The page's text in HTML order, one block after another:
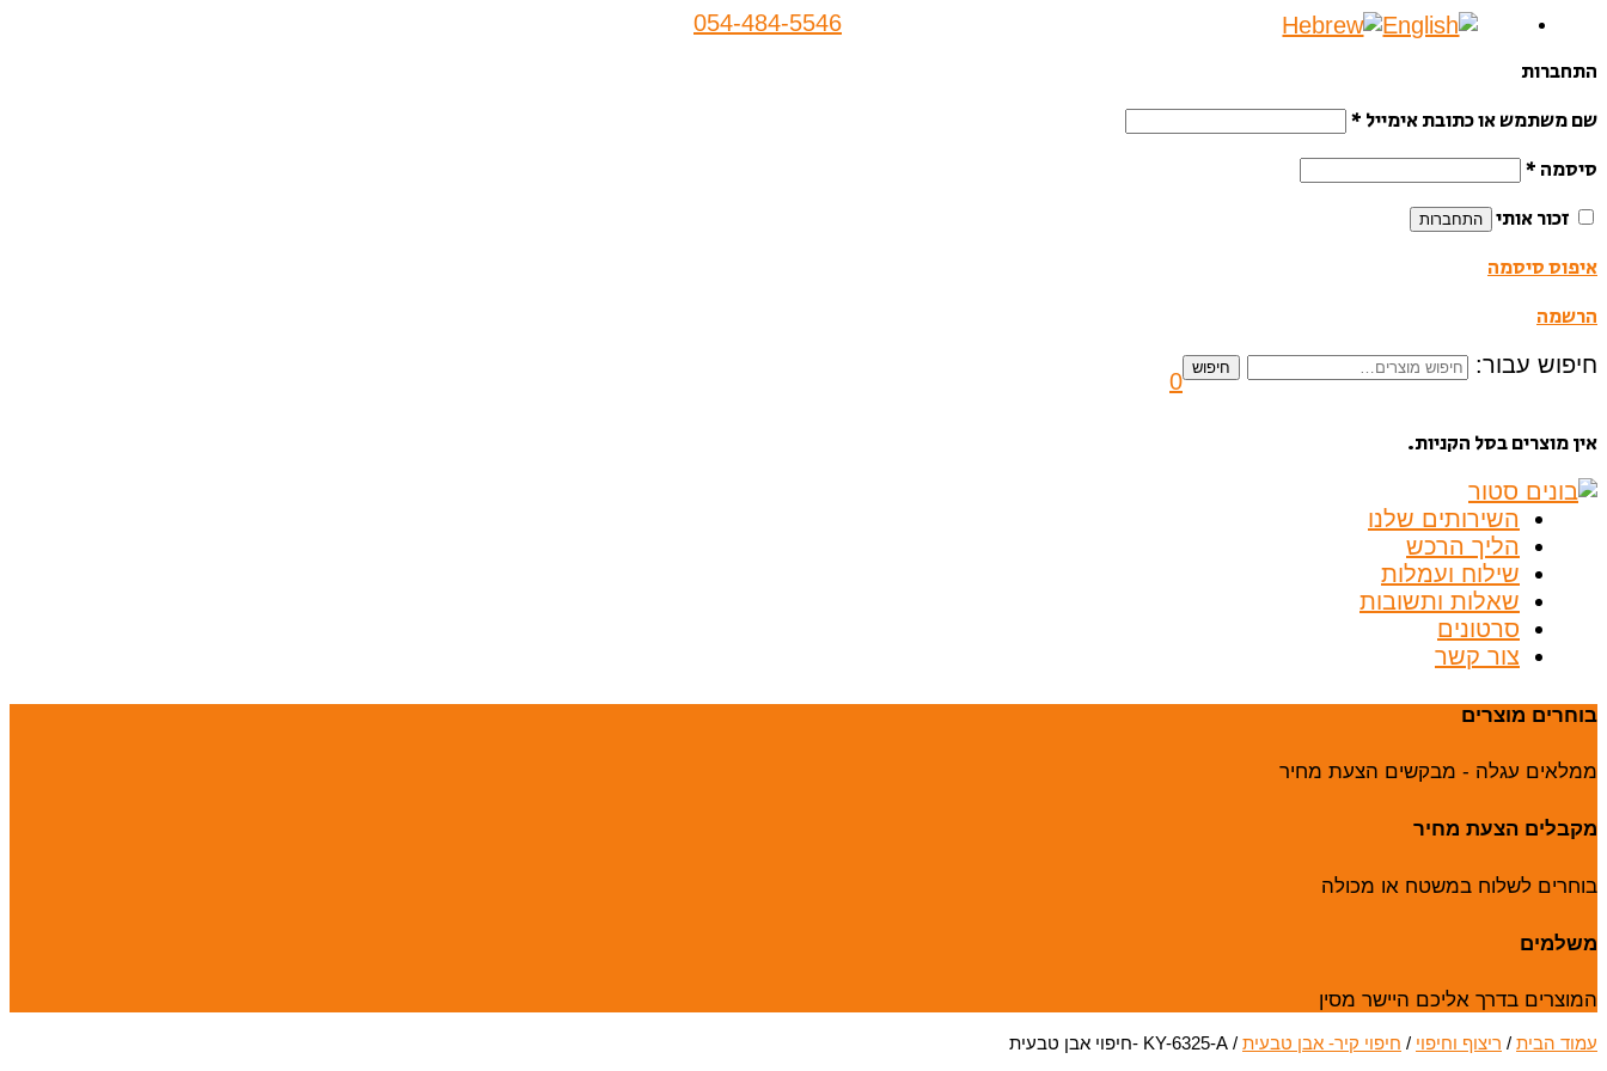
054-484-5546
התחברות
שם משתמש או כתובת אימייל *
סיסמה *
זכור אותי
התחברות
איפוס סיסמה
הרשמה
חיפוש עבור: חיפוש
0
אין מוצרים בסל הקניות.
השירותים שלנו
הליך הרכש
שילוח ועמלות
שאלות ותשובות
סרטונים
צור קשר
בוחרים מוצרים
ממלאים עגלה - מבקשים הצעת מחיר
מקבלים הצעת מחיר
בוחרים לשלוח במשטח או מכולה
משלמים
המוצרים בדרך אליכם היישר מסין
עמוד הבית / ריצוף וחיפוי / חיפוי קיר- אבן טבעית / KY-6325-A -חיפוי אבן טבעית